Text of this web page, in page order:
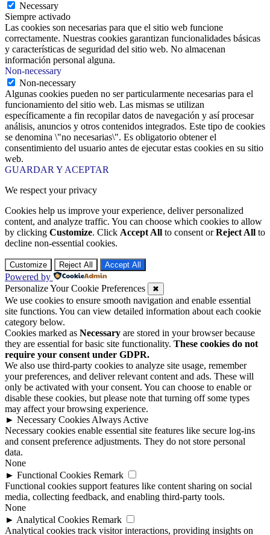
Necessary
Siempre activado
Las cookies son necesarias para que el sitio web funcione
correctamente. Nuestras cookies garantizan funcionalidades básicas
y características de seguridad del sitio web. No almacenan
información personal alguna.
Non-necessary
Non-necessary
Algunas cookies pueden no ser particularmente necesarias para el
funcionamiento del sitio web. Las mismas se utilizan
específicamente a fin recopilar datos de navegación y así procesar
análisis, anuncios y otros contenidos integrados. Este tipo de cookies
se denomina \"no necesarias\". Es obligatorio obtener el
consentimiento del usuario antes de ejecutar estas cookies en su sitio
web.
GUARDAR Y ACEPTAR
We respect your privacy
Cookies help us improve your experience, deliver personalized
content, and analyze traffic. You can choose which cookies to allow
by clicking Customize. Click Accept All to consent orReject All to
decline non-essential cookies.
Customize Reject All Accept All
Powered by
Personalize Your Cookie Preferences
✖
We use cookies to ensure smooth navigation and enable essential
site functions. You can view detailed information about each cookie
category below.
Cookies marked as Necessary are stored in your browser because
they are essential for basic site functionality. These cookies do not
require your consent under GDPR.
We also use third-party cookies to analyze site usage, remember
your preferences, and deliver relevant content and ads. These will
only be activated with your consent. You can choose to enable or
disable these cookies, but please note that turning off some types
may affect your browsing experience.
► Necessary Cookies Always Active
Necessary cookies enable essential site features like secure log-ins
and consent preference adjustments. They do not store personal
data.
None
► Functional Cookies Remark
Functional cookies support features like content sharing on social
media, collecting feedback, and enabling third-party tools.
None
► Analytical Cookies Remark
Analytical cookies track visitor interactions, providing insights on